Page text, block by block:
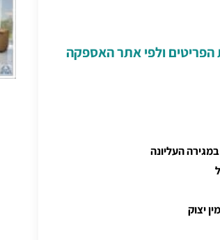
הפריטים ולפי אתר האספקה
יצוק